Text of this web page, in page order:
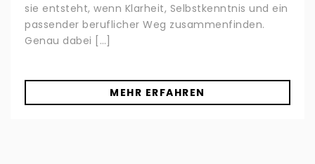
sie entsteht, wenn Klarheit, Selbstkenntnis und ein
passender beruflicher Weg zusammenfinden.
Genau dabei […]
MEHR ERFAHREN